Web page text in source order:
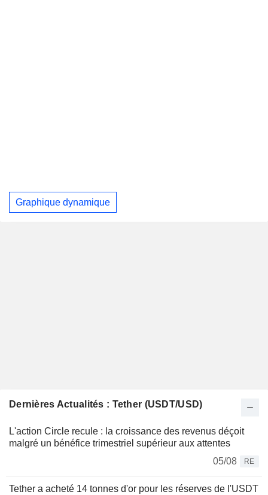
Graphique dynamique
Dernières Actualités : Tether (USDT/USD)
L'action Circle recule : la croissance des revenus déçoit
malgré un bénéfice trimestriel supérieur aux attentes
05/08
RE
Tether a acheté 14 tonnes d'or pour les réserves de l'USDT